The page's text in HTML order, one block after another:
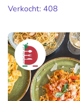
Verkocht: 408